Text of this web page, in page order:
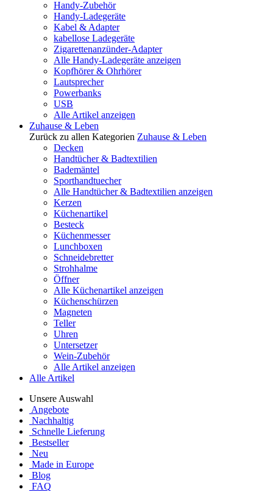
Handy-Zubehör
Handy-Ladegeräte
Kabel & Adapter
kabellose Ladegeräte
Zigarettenanzünder-Adapter
Alle Handy-Ladegeräte anzeigen
Kopfhörer & Ohrhörer
Lautsprecher
Powerbanks
USB
Alle Artikel anzeigen
Zuhause & Leben
Zurück zu allen Kategorien Zuhause & Leben
Decken
Handtücher & Badtextilien
Bademäntel
Sporthandtuecher
Alle Handtücher & Badtextilien anzeigen
Kerzen
Küchenartikel
Besteck
Küchenmesser
Lunchboxen
Schneidebretter
Strohhalme
Öffner
Alle Küchenartikel anzeigen
Küchenschürzen
Magneten
Teller
Uhren
Untersetzer
Wein-Zubehör
Alle Artikel anzeigen
Alle Artikel
Unsere Auswahl
Angebote
Nachhaltig
Schnelle Lieferung
Bestseller
Neu
Made in Europe
Blog
FAQ